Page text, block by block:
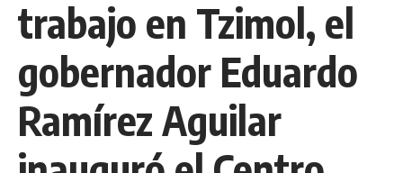
trabajo en Tzimol, el
gobernador Eduardo
Ramírez Aguilar